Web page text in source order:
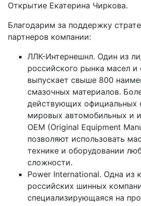
Открытие Екатерина Чиркова.
Благодарим за поддержку
партнеров компании:
ЛЛК-Интернешнл. Один из
российского рынка масел и
выпускает свыше 800
смазочных материалов.
действующих официальных
мировых автомобильных и
OEM (Original Equipment
позволяют использовать
технике и оборудовании
сложности.
Power International. Одна из
российских шинных
специализирующаяся на